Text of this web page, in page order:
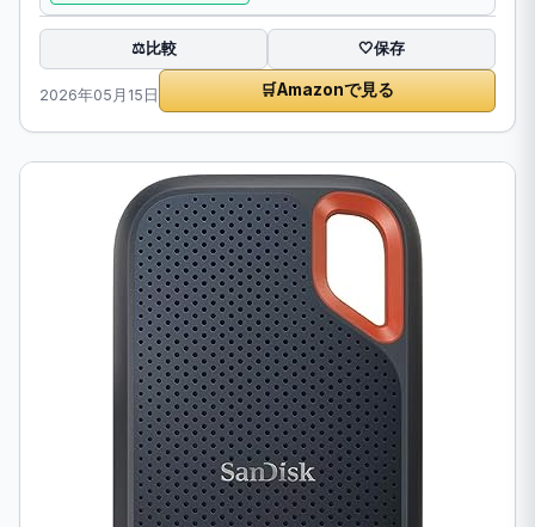
⚖️比較 🤍保存
2026年05月15日 🛒Amazonで見る